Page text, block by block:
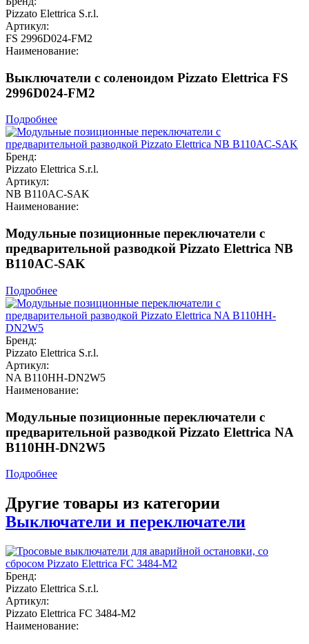
Pizzato Elettrica S.r.l.
Артикул:
FS 2996D024-FM2
Наименование:
Выключатели с соленоидом Pizzato Elettrica FS
2996D024-FM2
Подробнее
Бренд:
Pizzato Elettrica S.r.l.
Артикул:
NB B110AC-SAK
Наименование:
Модульные позиционные переключатели с
предварительной разводкой Pizzato Elettrica NB
B110AC-SAK
Подробнее
Бренд:
Pizzato Elettrica S.r.l.
Артикул:
NA B110HH-DN2W5
Наименование:
Модульные позиционные переключатели с
предварительной разводкой Pizzato Elettrica NA
B110HH-DN2W5
Подробнее
Другие товары из категории
Выключатели и переключатели
Бренд:
Pizzato Elettrica S.r.l.
Артикул:
Pizzato Elettrica FC 3484-M2
Наименование: